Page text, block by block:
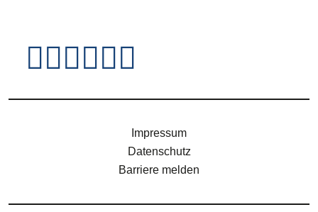
Fußzeile -
Impressum
Datenschutz
Barriere melden